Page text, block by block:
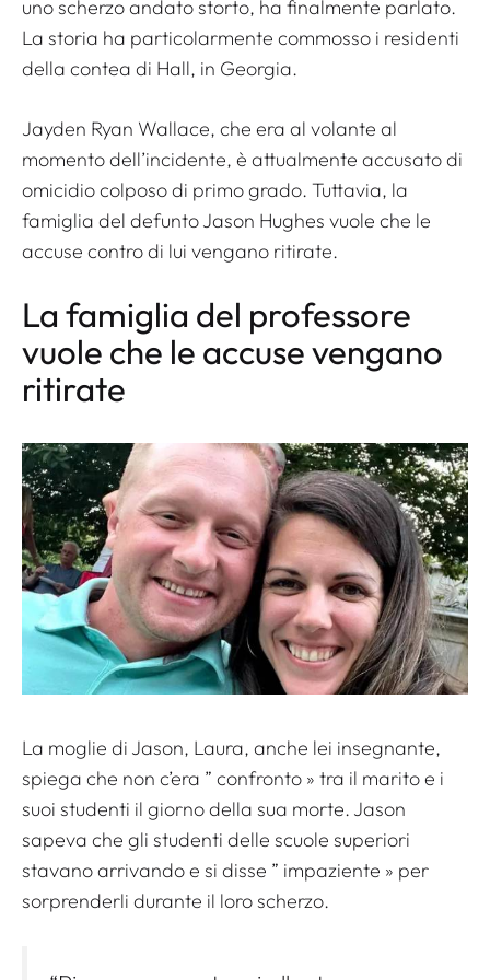
uno scherzo andato storto, ha finalmente parlato.
La storia ha particolarmente commosso i residenti
della contea di Hall, in Georgia.
Jayden Ryan Wallace, che era al volante al
momento dell’incidente, è attualmente accusato di
omicidio colposo di primo grado. Tuttavia, la
famiglia del defunto Jason Hughes vuole che le
accuse contro di lui vengano ritirate.
La famiglia del professore
vuole che le accuse vengano
ritirate
La moglie di Jason, Laura, anche lei insegnante,
spiega che non c’era ” confronto » tra il marito e i
suoi studenti il ​​giorno della sua morte. Jason
sapeva che gli studenti delle scuole superiori
stavano arrivando e si disse ” impaziente » per
sorprenderli durante il loro scherzo.